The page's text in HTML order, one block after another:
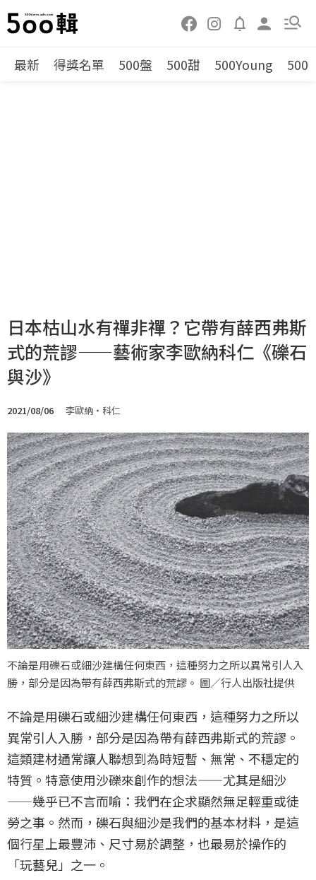
最新 得獎名單 500盤 500甜 500Young 500
日本枯山水有禪非禪？它帶有薛西弗斯
式的荒謬——藝術家李歐納科仁《礫石
與沙》
2021/08/06 李歐納・科仁
不論是用礫石或細沙建構任何東西，這種努力之所以異常引人入
勝，部分是因為帶有薛西弗斯式的荒謬。 圖／行人出版社提供
不論是用礫石或細沙建構任何東西，這種努力之所以
異常引人入勝，部分是因為帶有薛西弗斯式的荒謬。
這類建材通常讓人聯想到為時短暫、無常、不穩定的
特質。特意使用沙礫來創作的想法——尤其是細沙
——幾乎已不言而喻：我們在企求顯然無足輕重或徒
勞之事。然而，礫石與細沙是我們的基本材料，是這
個行星上最豐沛、尺寸易於調整，也最易於操作的
「玩藝兒」之一。